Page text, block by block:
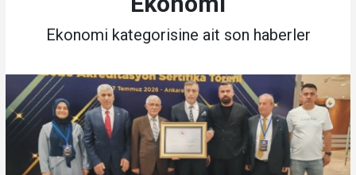
Ekonomi kategorisine ait son haberler